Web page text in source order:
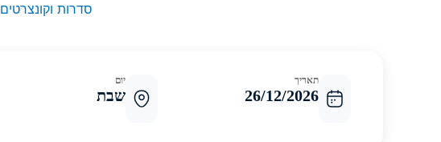
סדרות וקונצרטים
תאריך
26/12/2026
יום
שבת